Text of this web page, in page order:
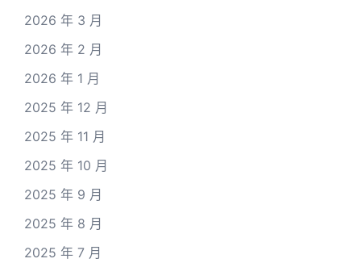
2026 年 3 月
2026 年 2 月
2026 年 1 月
2025 年 12 月
2025 年 11 月
2025 年 10 月
2025 年 9 月
2025 年 8 月
2025 年 7 月